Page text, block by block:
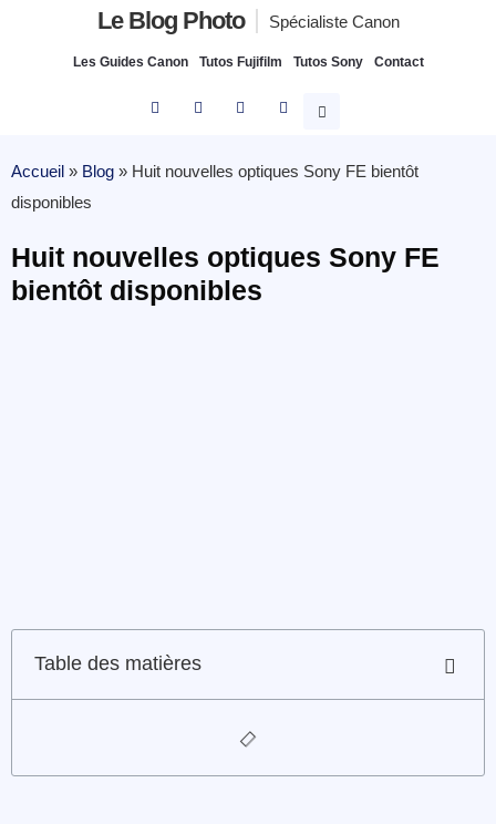
Le Blog Photo Spécialiste Canon
Les Guides Canon Tutos Fujifilm Tutos Sony Contact
Accueil » Blog » Huit nouvelles optiques Sony FE bientôt
disponibles
Huit nouvelles optiques Sony FE
bientôt disponibles
Table des matières